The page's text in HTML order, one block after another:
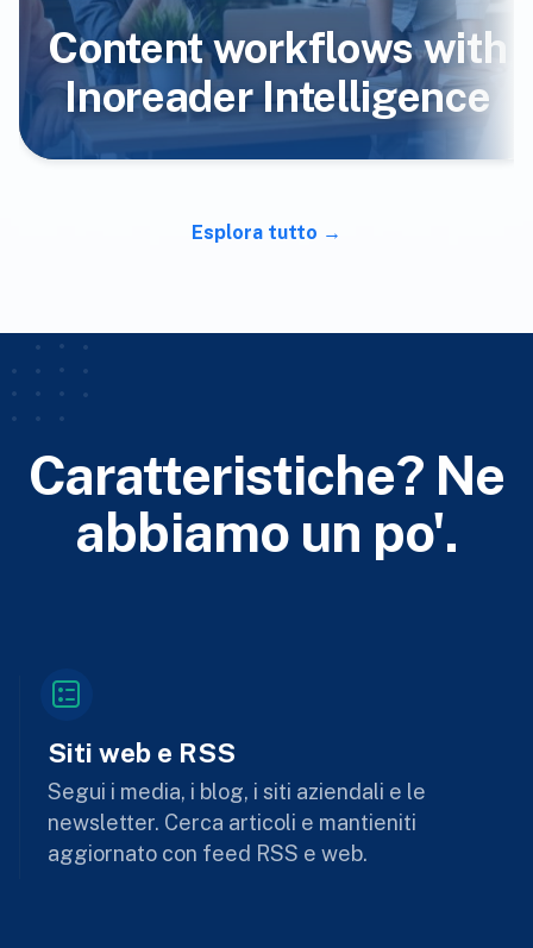
Content workflows with
Inoreader Intelligence
Esplora tutto
Caratteristiche? Ne
abbiamo un po'.
Siti web e RSS
Segui i media, i blog, i siti aziendali e le
newsletter. Cerca articoli e mantieniti
aggiornato con feed RSS e web.